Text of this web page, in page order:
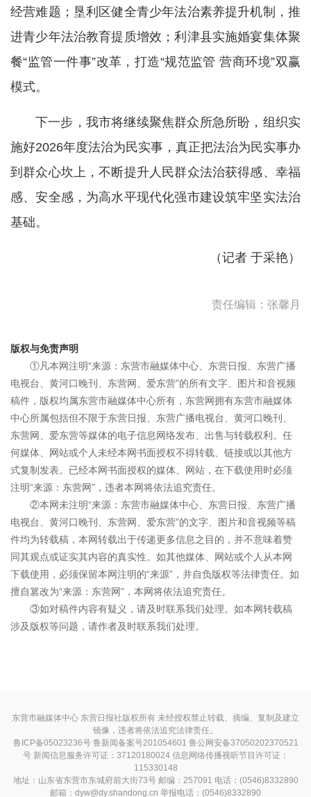
经营难题；垦利区健全青少年法治素养提升机制，推
进青少年法治教育提质增效；利津县实施婚宴集体聚
餐“监管一件事”改革，打造“规范监管 营商环境”双赢
模式。
下一步，我市将继续聚焦群众所急所盼，组织实
施好2026年度法治为民实事，真正把法治为民实事办
到群众心坎上，不断提升人民群众法治获得感、幸福
感、安全感，为高水平现代化强市建设筑牢坚实法治
基础。
（记者 于采艳）
责任编辑：张馨月
版权与免责声明
①凡本网注明“来源：东营市融媒体中心、东营日报、东营广播
电视台、黄河口晚刊、东营网、爱东营”的所有文字、图片和音视频
稿件，版权均属东营市融媒体中心所有，东营网拥有东营市融媒体
中心所属包括但不限于东营日报、东营广播电视台、黄河口晚刊、
东营网、爱东营等媒体的电子信息网络发布、出售与转载权利。任
何媒体、网站或个人未经本网书面授权不得转载、链接或以其他方
式复制发表。已经本网书面授权的媒体、网站，在下载使用时必须
注明“来源：东营网”，违者本网将依法追究责任。
②本网未注明“来源：东营市融媒体中心、东营日报、东营广播
电视台、黄河口晚刊、东营网、爱东营”的文字、图片和音视频等稿
件均为转载稿，本网转载出于传递更多信息之目的，并不意味着赞
同其观点或证实其内容的真实性。如其他媒体、网站或个人从本网
下载使用，必须保留本网注明的“来源”，并自负版权等法律责任。如
擅自篡改为“来源：东营网”，本网将依法追究责任。
③如对稿件内容有疑义，请及时联系我们处理。如本网转载稿
涉及版权等问题，请作者及时联系我们处理。
东营市融媒体中心 东营日报社版权所有 未经授权禁止转载、摘编、复制及建立
镜像，违者将依法追究法律责任。
鲁ICP备05023236号鲁新闻备案号201054601 鲁公网安备37050202370521
号 新闻信息服务许可证：37120180024信息网络传播视听节目许可证：
115330148
地址：山东省东营市东城府前大街73号 邮编：257091 电话：(0546)8332890
邮箱：dyw@dy.shandong.cn 举报电话：(0546)8332890